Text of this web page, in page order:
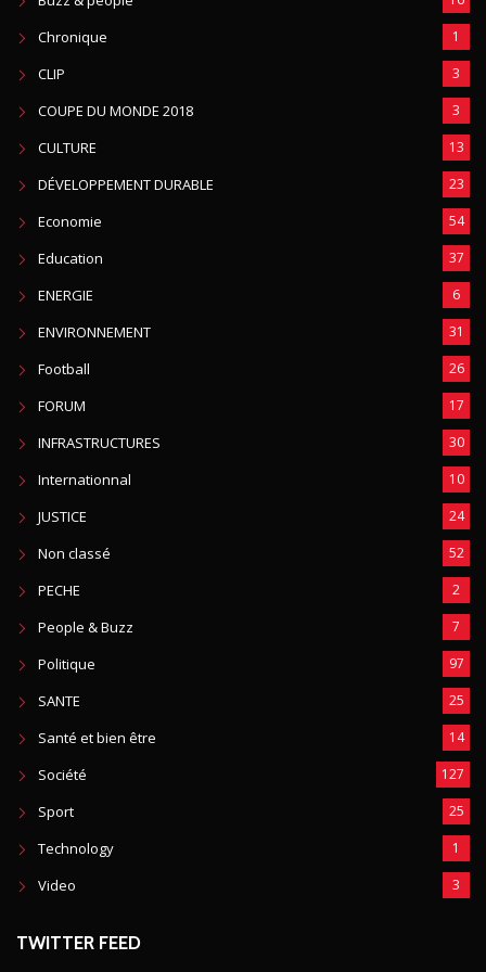
Chronique 1
CLIP 3
COUPE DU MONDE 2018 3
CULTURE 13
DÉVELOPPEMENT DURABLE 23
Economie 54
Education 37
ENERGIE 6
ENVIRONNEMENT 31
Football 26
FORUM 17
INFRASTRUCTURES 30
Internationnal 10
JUSTICE 24
Non classé 52
PECHE 2
People & Buzz 7
Politique 97
SANTE 25
Santé et bien être 14
Société 127
Sport 25
Technology 1
Video 3
TWITTER FEED